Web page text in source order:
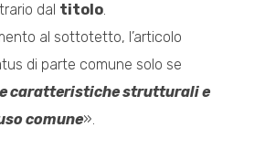
dal titolo.
al sottotetto, l’articolo
di parte comune solo se
caratteristiche strutturali e
comune».